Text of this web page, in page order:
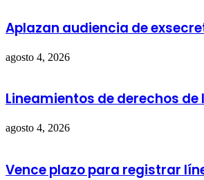
Aplazan audiencia de
agosto 4, 2026
Lineamientos de derechos
agosto 4, 2026
Vence plazo para registrar